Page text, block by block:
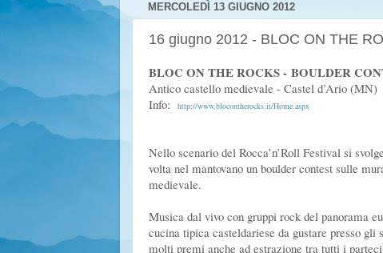
MERCOLEDÌ 13 GIUGNO 2012
16 giugno 2012 - BLOC ON THE
BLOC ON THE ROCKS - BOULDER
Antico castello medievale - Castel d’Ario (MN)
Info:
http://www.blocontherocks.it/Home.aspx
Nello scenario del Rocca’n’Roll Festival si
volta nel mantovano un boulder contest sulle
medievale.
Musica dal vivo con gruppi rock del panorama
cucina tipica casteldariese da gustare presso gli
molti premi anche ad estrazione tra tutti i